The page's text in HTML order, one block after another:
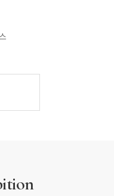
면서 근대까지 이어진
의 공동체를 뛰어넘어
할 수 있다. 농업 중심
는 근대화의 과정에서
있다. 또한 시각적
적 행위란 무엇’인지에